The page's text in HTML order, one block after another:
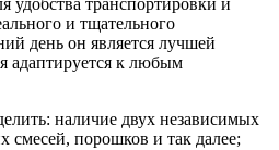
удобства транспортировки и
и тщательного
день он является лучшей
адаптируется к любым
наличие двух независимых
смесей, порошков и так далее;